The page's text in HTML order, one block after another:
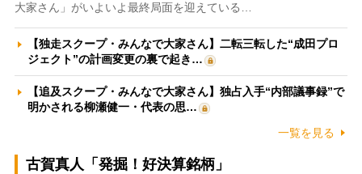
大家さん」がいよいよ最終局面を迎えている…
【独走スクープ・みんなで大家さん】二転三転した“成田プロ
ジェクト”の計画変更の裏で起き…
【追及スクープ・みんなで大家さん】独占入手“内部議事録”で
明かされる柳瀬健一・代表の思…
一覧を見る
古賀真人「発掘！好決算銘柄」